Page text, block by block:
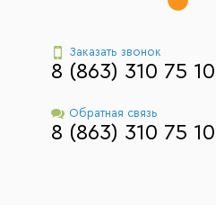
Заказать звонок
8 (863) 310 75 10
Обратная связь
8 (863) 310 75 10